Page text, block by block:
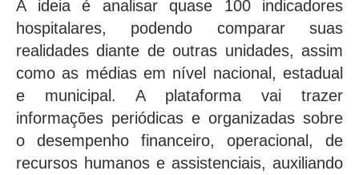
A ideia é analisar quase 100 indicadores
hospitalares, podendo comparar suas
realidades diante de outras unidades, assim
como as médias em nível nacional, estadual
e municipal. A plataforma vai trazer
informações periódicas e organizadas sobre
o desempenho financeiro, operacional, de
recursos humanos e assistenciais, auxiliando